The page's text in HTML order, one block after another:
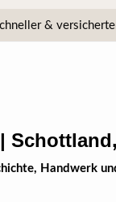
&
Handwerk